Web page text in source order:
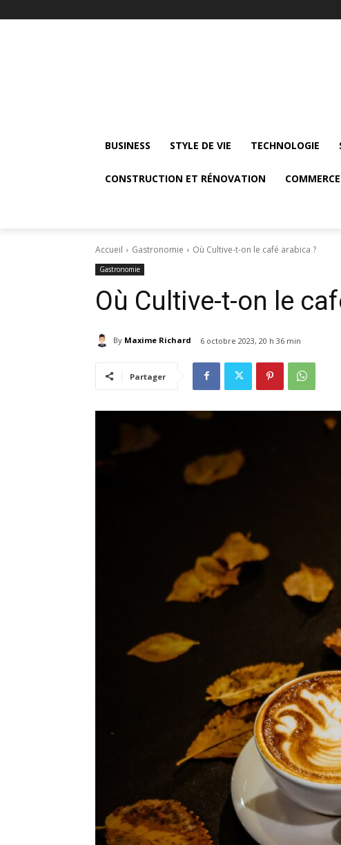
BUSINESS STYLE DE VIE TECHNOLOGIE
CONSTRUCTION ET RÉNOVATION COMMERCE
Accueil Gastronomie Où Cultive-t-on le café arabica ?
Gastronomie
Où Cultive-t-on le
By Maxime Richard 6 octobre 2023, 20 h 36 min
Partager